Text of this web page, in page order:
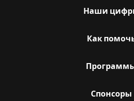
Наши
Как
Спонсоры